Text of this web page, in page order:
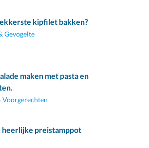
kipfilet bakken?
Gevogelte
maken met pasta en
Voorgerechten
heerlijke preistamppot